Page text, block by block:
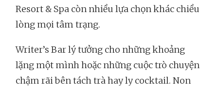
Resort & Spa còn nhiều lựa chọn khác chiều
lòng mọi tâm trạng.
Writer’s Bar lý tưởng cho những khoảng
lặng một mình hoặc những cuộc trò chuyện
chậm rãi bên tách trà hay ly cocktail. Non